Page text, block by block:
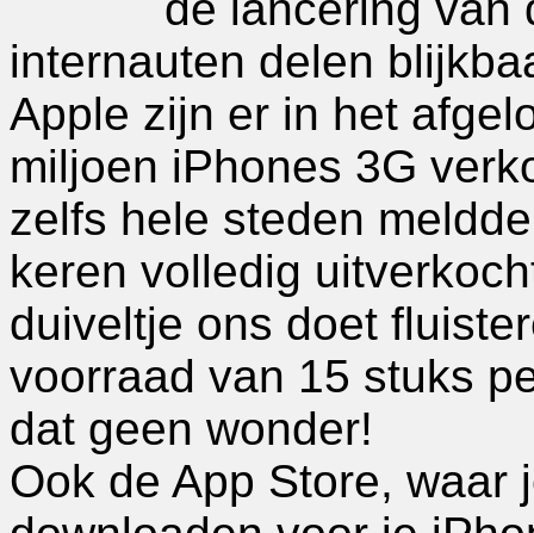
internauten delen
Apple zijn er in het
miljoen iPhones 3G
zelfs hele steden
keren volledig
duiveltje ons doet
voorraad van 15 stuks
dat geen wonder!
Ook de App Store, waar